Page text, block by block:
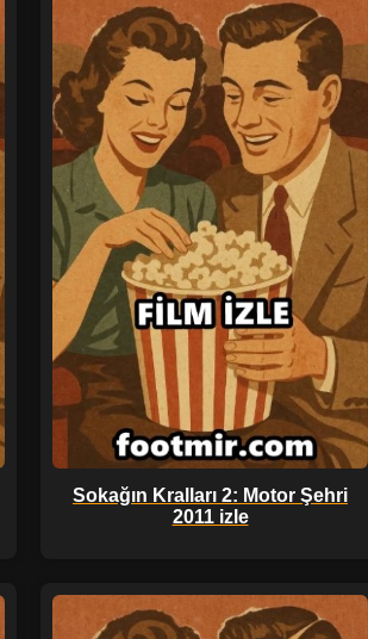
Sokağın Kralları 2: Motor Şehri
2011 izle